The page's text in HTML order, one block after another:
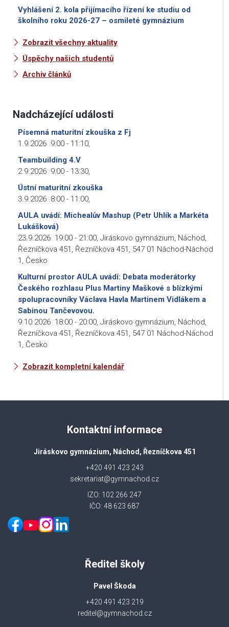
Vyhlášení 2. kola přijímacího řízení ke studiu od
školního roku 2026-27 – osmileté gymnázium
Zobrazit všechny aktuality
Úspěchy našich studentů
Archiv článků
Nadcházející události
Písemná maturitní zkouška z Fj
1.9.2026 9:00 - 11:10,
Teambuilding 4.V
2.9.2026 9:00 - 13:30,
Ústní maturitní zkouška
3.9.2026 8:00 - 11:00,
AULA uvádí: Michealův Mashup (Petr Uhlík a Markéta
Lukášková)
23.9.2026 19:00 - 21:00, Jiráskovo gymnázium, Náchod,
Řezníčkova 451, Řezníčkova 451, 547 01 Náchod-Náchod
1, Česko
Kulturní prostor AULA uvádí: Debata moderátorky
Českého rozhlasu Plus Martiny Maškové s blízkými
spolupracovníky Václava Havla Martinem Vidlákem a
Sabinou Tančevovou.
9.10.2026 18:00 - 20:00, Jiráskovo gymnázium, Náchod,
Řezníčkova 451, Řezníčkova 451, 547 01 Náchod-Náchod
1, Česko
Zobrazit kompletní kalendář
Kontaktní informace
Jiráskovo gymnázium, Náchod, Řezníčkova 451
+420 491 423 243
sekretariat@gymnachod.cz
IZO: 102 266 247
IČO: 48 623 687
Ředitel školy
Pavel Škoda
+420 491 423 219
reditel@gymnachod.cz